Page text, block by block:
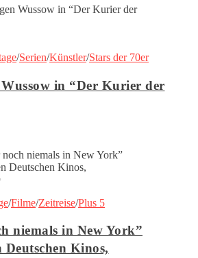
/Serien/Künstler/Stars der 70er
in “Der Kurier der
/Filme/Zeitreise/Plus 5
niemals in New York”
Kinos,